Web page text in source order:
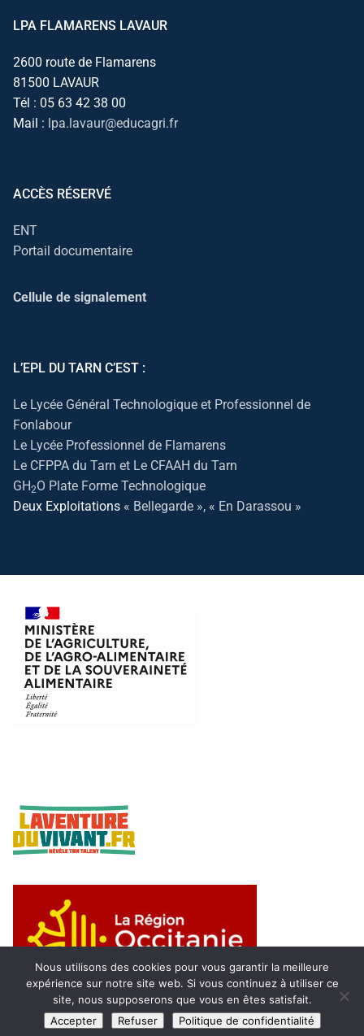
LPA FLAMARENS LAVAUR
2600 route de Flamarens
81500 LAVAUR
Tél : 05 63 42 38 00
Mail : lpa.lavaur@educagri.fr
ACCÈS RÉSERVÉ
ENT
Portail documentaire
Cellule de signalement
L’EPL DU TARN C’EST :
Le Lycée Général Technologique et Professionnel de
Fonlabour
Le Lycée Professionnel de Flamarens
Le CFPPA du Tarn et Le CFAAH du Tarn
GH2O Plate Forme Technologique
Deux Exploitations « Bellegarde », « En Darassou »
Nous utilisons des cookies pour vous garantir la meilleure
expérience sur notre site web. Si vous continuez à utiliser ce
site, nous supposerons que vous en êtes satisfait.
Accepter
Refuser Politique de confidentialité